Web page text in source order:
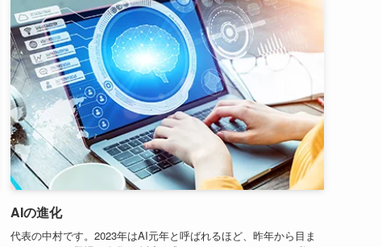
AIの進化
代表の中村です。2023年はAI元年と呼ばれるほど、昨年から目ま